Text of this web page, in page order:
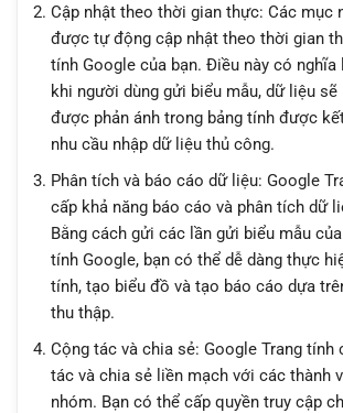
Cập nhật theo thời gian thực: Các mục
được tự động cập nhật theo thời gian
tính Google của bạn. Điều này có nghĩa
khi người dùng gửi biểu mẫu, dữ liệu sẽ
được phản ánh trong bảng tính được
nhu cầu nhập dữ liệu thủ công.
Phân tích và báo cáo dữ liệu: Google
cấp khả năng báo cáo và phân tích dữ
Bằng cách gửi các lần gửi biểu mẫu
tính Google, bạn có thể dễ dàng thực
tính, tạo biểu đồ và tạo báo cáo dựa
thu thập.
Cộng tác và chia sẻ: Google Trang tính
tác và chia sẻ liền mạch với các thành
nhóm. Bạn có thể cấp quyền truy cập